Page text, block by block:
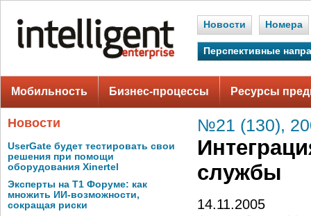
Новости Номера
Перспективные
Мобильность Бизнес-процессы Ресурсы
Новости
UserGate будет тестировать свои
решения при помощи
оборудования Xinertel
Эксперты на Т1 Форуме: как
множить ИИ-возможности,
сокращая риски
№21 (130),
службы
14.11.2005